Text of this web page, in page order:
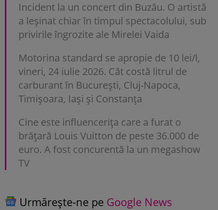
Incident la un concert din Buzău. O artistă
a leșinat chiar în timpul spectacolului, sub
privirile îngrozite ale Mirelei Vaida
Motorina standard se apropie de 10 lei/l,
vineri, 24 iulie 2026. Cât costă litrul de
carburant în București, Cluj-Napoca,
Timișoara, Iași și Constanța
Cine este influencerița care a furat o
brățară Louis Vuitton de peste 36.000 de
euro. A fost concurentă la un megashow
TV
Urmărește-ne pe Google News